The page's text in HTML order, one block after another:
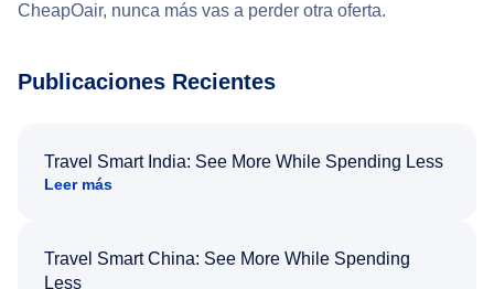
CheapOair, nunca más vas a perder otra oferta.
Publicaciones Recientes
Travel Smart India: See More While Spending Less
Leer más
Travel Smart China: See More While Spending
Less